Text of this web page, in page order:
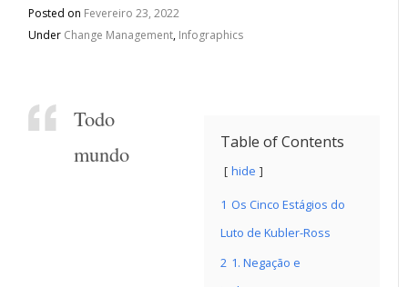
Posted on Fevereiro 23, 2022
Under Change Management, Infographics
Table of Contents
hide
1 Os Cinco Estágios do
Luto de Kubler-Ross
2 1. Negação e
Todo
mundo